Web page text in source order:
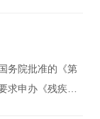
街道办事处，由
务院批准的《第
求申办《残疾人